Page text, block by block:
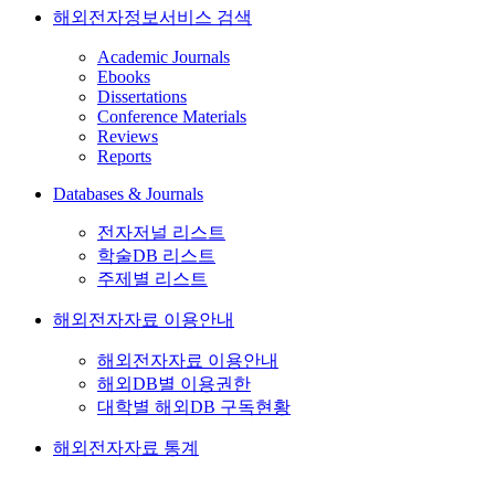
해외전자정보서비스 검색
Academic Journals
Ebooks
Dissertations
Conference Materials
Reviews
Reports
Databases & Journals
전자저널 리스트
학술DB 리스트
주제별 리스트
해외전자자료 이용안내
해외전자자료 이용안내
해외DB별 이용권한
대학별 해외DB 구독현황
해외전자자료 통계